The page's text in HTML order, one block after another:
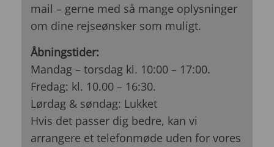
mail – gerne med så mange oplysninger
om dine rejseønsker som muligt.
Åbningstider:
Mandag – torsdag kl. 10:00 – 17:00.
Fredag: kl. 10.00 – 16:30.
Lørdag & søndag: Lukket
Hvis det passer dig bedre, kan vi
arrangere et telefonmøde uden for vores